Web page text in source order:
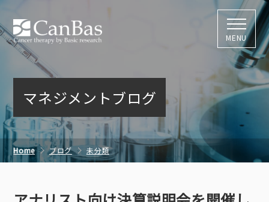
株式会社キャン
MENU
マネジメントブログ
Home ブログ 未分類